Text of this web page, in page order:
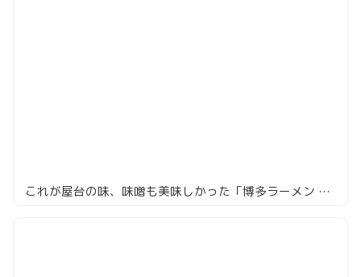
これが屋台の味、味噌も美味しかった「博多ラーメン 赤のれん」